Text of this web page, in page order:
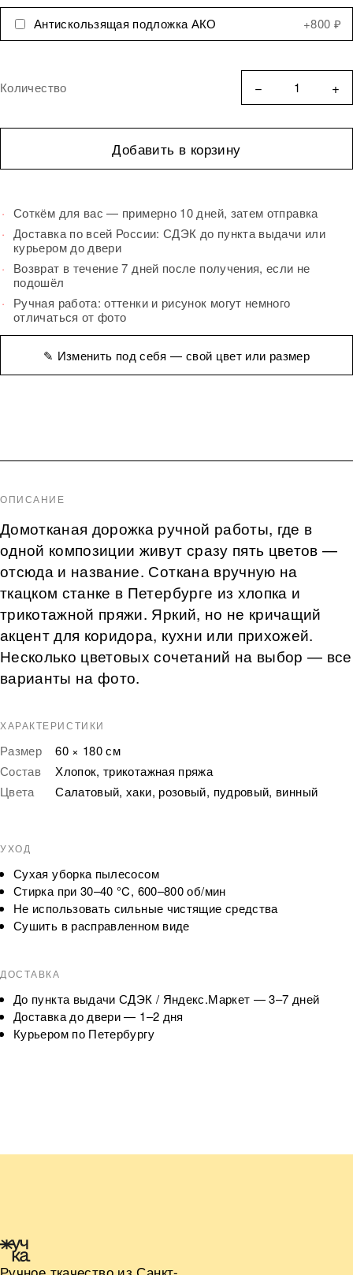
Антискользящая подложка АКО
+800 ₽
Количество − +
Добавить в корзину
Соткём для вас — примерно 10 дней, затем отправка
Доставка по всей России: СДЭК до пункта выдачи или
курьером до двери
Возврат в течение 7 дней после получения, если не
подошёл
Ручная работа: оттенки и рисунок могут немного
отличаться от фото
✎ Изменить под себя — свой цвет или размер
ОПИСАНИЕ
Домотканая дорожка ручной работы, где в
одной композиции живут сразу пять цветов —
отсюда и название. Соткана вручную на
ткацком станке в Петербурге из хлопка и
трикотажной пряжи. Яркий, но не кричащий
акцент для коридора, кухни или прихожей.
Несколько цветовых сочетаний на выбор — все
варианты на фото.
ХАРАКТЕРИСТИКИ
Размер
60 × 180 см
Состав
Хлопок, трикотажная пряжа
Цвета
Салатовый, хаки, розовый, пудровый, винный
УХОД
Сухая уборка пылесосом
Стирка при 30–40 °C, 600–800 об/мин
Не использовать сильные чистящие средства
Сушить в расправленном виде
ДОСТАВКА
До пункта выдачи СДЭК / Яндекс.Маркет — 3–7 дней
Доставка до двери — 1–2 дня
Курьером по Петербургу